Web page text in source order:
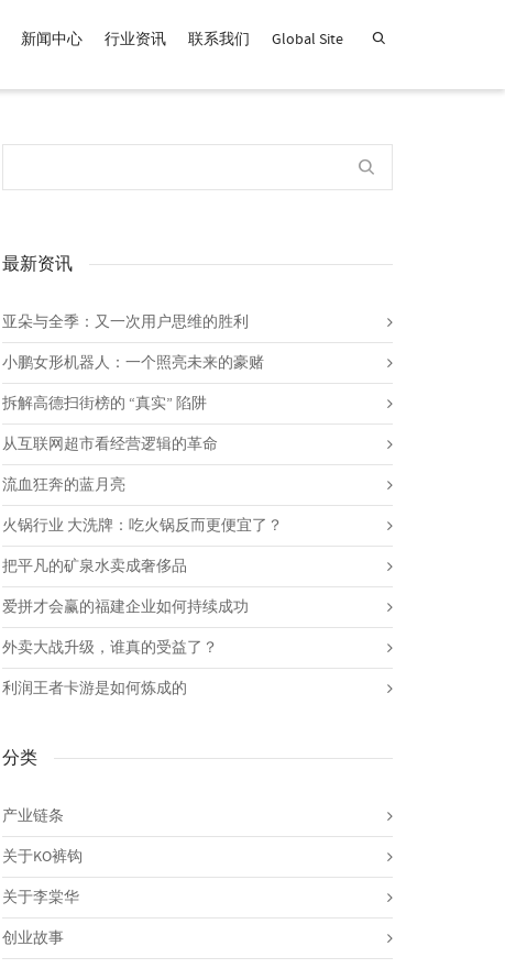
新闻中心 行业资讯 联系我们 Global Site
最新资讯
亚朵与全季：又一次用户思维的胜利
小鹏女形机器人：一个照亮未来的豪赌
拆解高德扫街榜的 “真实” 陷阱
从互联网超市看经营逻辑的革命
流血狂奔的蓝月亮
火锅行业 大洗牌：吃火锅反而更便宜了？
把平凡的矿泉水卖成奢侈品
爱拼才会赢的福建企业如何持续成功
外卖大战升级，谁真的受益了？
利润王者卡游是如何炼成的
分类
产业链条
关于KO裤钩
关于李棠华
创业故事